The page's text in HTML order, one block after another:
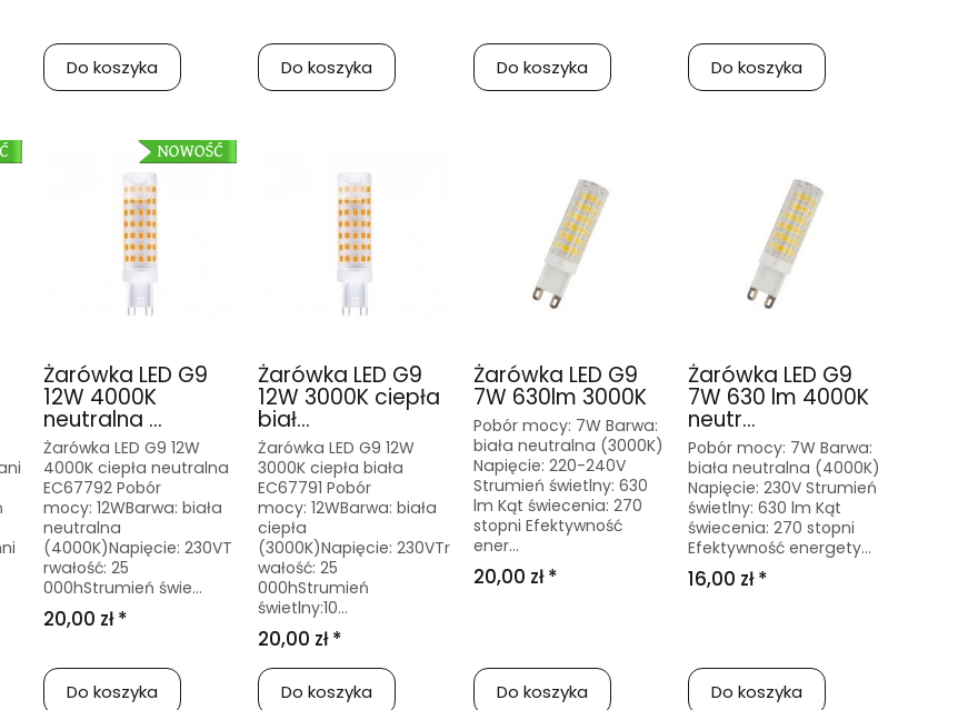
Do koszyka Do koszyka Do koszyka Do koszyka
Żarówka LED G9
12W 4000K
neutralna ...
Żarówka LED G9 12W
4000K ciepła neutralna
EC67792 Pobór
mocy: 12WBarwa: biała
neutralna
(4000K)Napięcie: 230VT
rwałość: 25
000hStrumień świe...
20,00 zł *
Do koszyka
Żarówka LED G9
12W 3000K ciepła
biał...
Żarówka LED G9 12W
3000K ciepła biała
EC67791 Pobór
mocy: 12WBarwa: biała
ciepła
(3000K)Napięcie: 230VTr
wałość: 25
000hStrumień
świetlny:10...
20,00 zł *
Do koszyka
Żarówka LED G9
7W 630lm 3000K
Pobór mocy: 7W Barwa:
biała neutralna (3000K)
Napięcie: 220-240V
Strumień świetlny: 630
lm Kąt świecenia: 270
stopni Efektywność
ener...
20,00 zł *
Do koszyka
Żarówka LED G9
7W 630 lm 4000K
neutr...
Pobór mocy: 7W Barwa:
biała neutralna (4000K)
Napięcie: 230V Strumień
świetlny: 630 lm Kąt
świecenia: 270 stopni
Efektywność energety...
16,00 zł *
Do koszyka